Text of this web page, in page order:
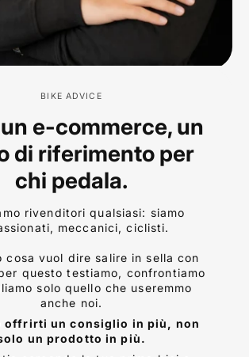
BIKE ADVICE
e-commerce, un
di riferimento per
chi pedala.
rivenditori qualsiasi: siamo
meccanici, ciclisti.
cosa vuol dire salire in sella con
questo testiamo, confrontiamo
solo quello che useremmo
anche noi.
offrirti un consiglio in più, non
un prodotto in più.